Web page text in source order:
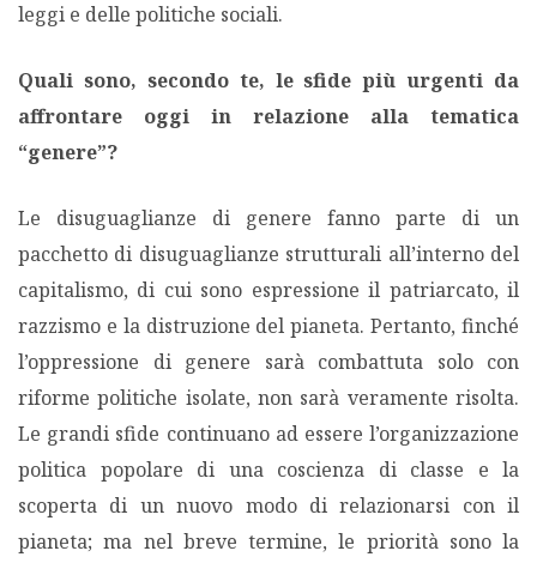
leggi e delle politiche sociali.
Quali sono, secondo te, le sfide più urgenti da
affrontare oggi in relazione alla tematica
“genere”?
Le disuguaglianze di genere fanno parte di un
pacchetto di disuguaglianze strutturali all’interno del
capitalismo, di cui sono espressione il patriarcato, il
razzismo e la distruzione del pianeta. Pertanto, finché
l’oppressione di genere sarà combattuta solo con
riforme politiche isolate, non sarà veramente risolta.
Le grandi sfide continuano ad essere l’organizzazione
politica popolare di una coscienza di classe e la
scoperta di un nuovo modo di relazionarsi con il
pianeta; ma nel breve termine, le priorità sono la